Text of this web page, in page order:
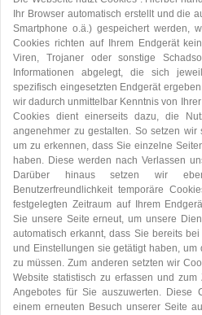
Ihr Browser automatisch erstellt und die
Smartphone o.ä.) gespeichert werden,
Cookies richten auf Ihrem Endgerät
Viren, Trojaner oder sonstige
Informationen abgelegt, die sich
spezifisch eingesetzten Endgerät
wir dadurch unmittelbar Kenntnis von
Cookies dient einerseits dazu, die
angenehmer zu gestalten. So setzen wir
um zu erkennen, dass Sie einzelne
haben. Diese werden nach Verlassen
Darüber hinaus setzen wir
Benutzerfreundlichkeit temporäre
festgelegten Zeitraum auf Ihrem
Sie unsere Seite erneut, um unsere
automatisch erkannt, dass Sie bereits
und Einstellungen sie getätigt haben,
zu müssen. Zum anderen setzten wir
Website statistisch zu erfassen und
Angebotes für Sie auszuwerten. Diese
einem erneuten Besuch unserer Seite